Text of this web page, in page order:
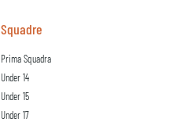
Squadre
Prima Squadra
Under 14
Under 15
Under 17